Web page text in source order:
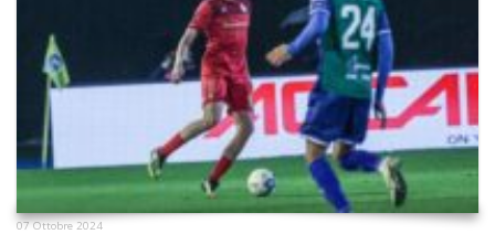
07 Ottobre 2024